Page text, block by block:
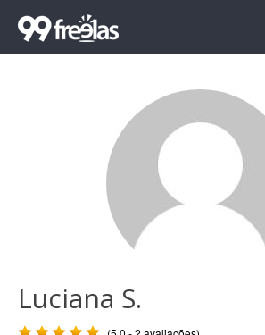
Luciana S.